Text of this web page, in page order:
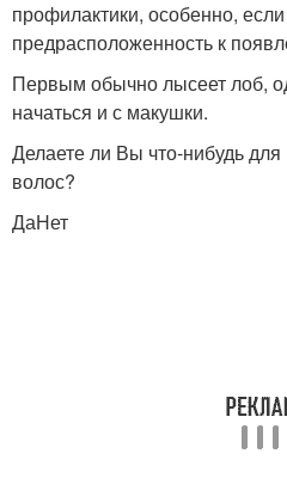
профилактики, особенно,
предрасположенность к
Первым обычно лысеет лоб,
начаться и с макушки.
Делаете ли Вы что-нибудь
волос?
ДаНет